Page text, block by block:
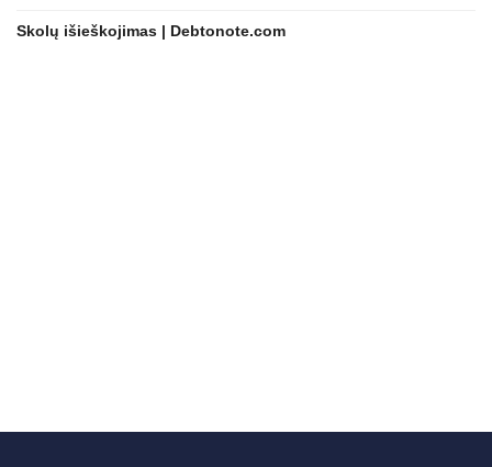
Skolų išieškojimas | Debtonote.com